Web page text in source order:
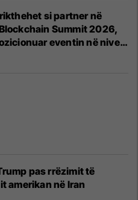
si partner në
Summit 2026,
eventin në nivel
pas rrëzimit të
amerikan në Iran